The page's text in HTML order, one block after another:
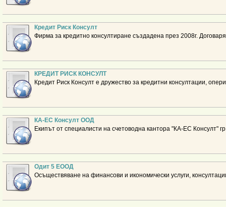
Кредит Риск Консулт
Фирма за кредитно консултиране създадена през 2008г.
КРЕДИТ РИСК КОНСУЛТ
Кредит Риск Консулт е дружество за кредитни консултации,
КА-ЕС Консулт ООД
Екипът от специалисти на счетоводна кантора "КА-ЕС Консулт"
Одит 5 ЕООД
Осъществяване на финансови и икономически услуги,